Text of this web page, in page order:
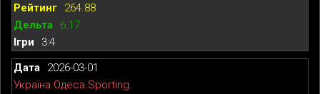
264.88
6.17
3:4
2026-03-01
Україна.Одеса.Sporting.